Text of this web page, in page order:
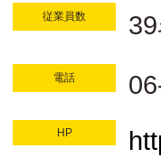
従業員数
電話
HP